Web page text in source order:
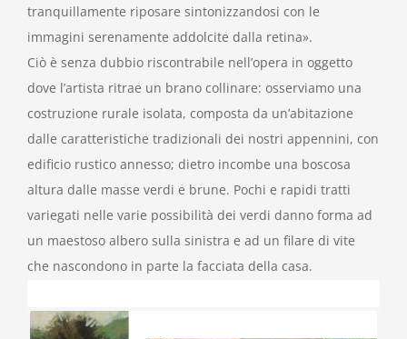
tranquillamente riposare sintonizzandosi con le
immagini serenamente addolcite dalla retina».
Ciò è senza dubbio riscontrabile nell’opera in oggetto
dove l’artista ritrae un brano collinare: osserviamo una
costruzione rurale isolata, composta da un’abitazione
dalle caratteristiche tradizionali dei nostri appennini, con
edificio rustico annesso; dietro incombe una boscosa
altura dalle masse verdi e brune. Pochi e rapidi tratti
variegati nelle varie possibilità dei verdi danno forma ad
un maestoso albero sulla sinistra e ad un filare di vite
che nascondono in parte la facciata della casa.